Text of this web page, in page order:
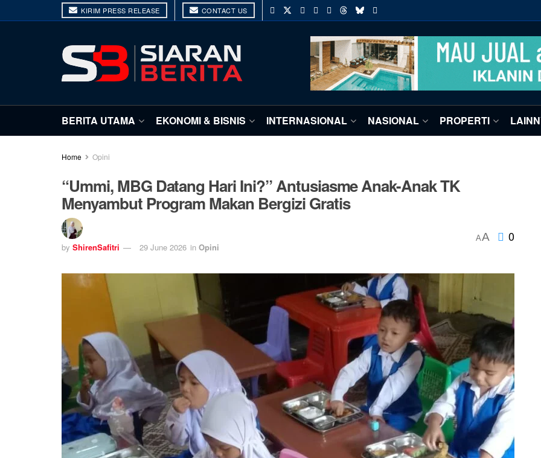
KIRIM PRESS RELEASE CONTACT US
BERITA UTAMA EKONOMI & BISNIS INTERNASIONAL NASIONAL PROPERTI
Home Opini
“Ummi, MBG Datang Hari Ini?” Antusiasme Anak-Anak TK
Menyambut Program Makan Bergizi Gratis
by ShirenSafitri 29 June 2026 in Opini
AA 0